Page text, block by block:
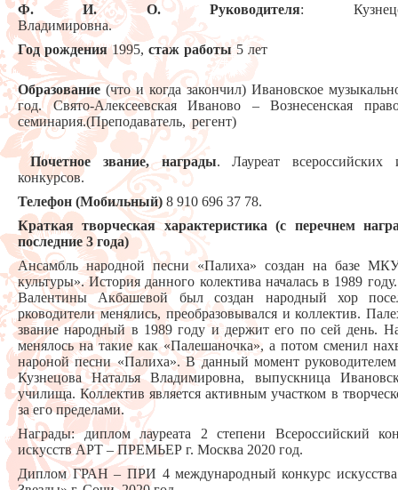
Ф. И. О. Руководителя:
Владимировна.
Год рождения1995, стаж работы 5
Образование (что и когда закончил) Ивановское
год. Свято-Алексеевская Иваново – Вознесенская
Почетное звание, награды. Лауреат
конкурсов.
Телефон (Мобильный) 8 910 696 37 78.
Краткая творческая характеристика (с перечнем
последние 3 года)
Ансамбль народной песни «Палиха» создан на базе
культуры». История данного колектива началась в 1989
Валентины Акбашевой был создан народный хор
рководители менялись, преобразовывался и коллектив.
звание народный в 1989 году и держит его по сей день.
менялось на такие как «Палешаночка», а потом сменил
нароной песни «Палиха». В данный момент руководителем
Кузнецова Наталья Владимировна, выпускница
училища. Коллектив является активным участком в
за его пределами.
Награды: диплом лауреата 2 степени Всероссийский
искусств АРТ – ПРЕМЬЕР г. Москва 2020 год.
Диплом ГРАН – ПРИ 4 международный конкурс